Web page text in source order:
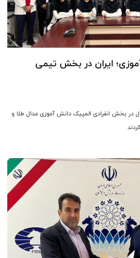
ایران در بخش تیمی
در بخش انفرادی المپیک دانش آموزی مدال طلا و